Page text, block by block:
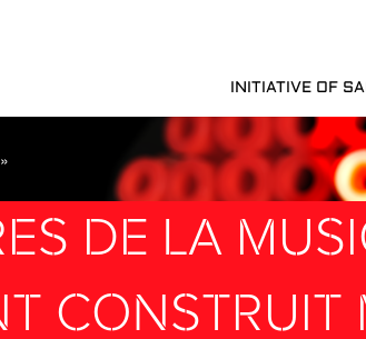
INITIATIVE OF
DE LA
CONSTRUIT